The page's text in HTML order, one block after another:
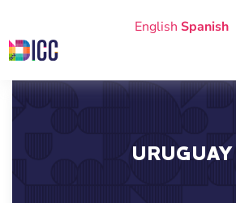
English Spanish
URUGUAY